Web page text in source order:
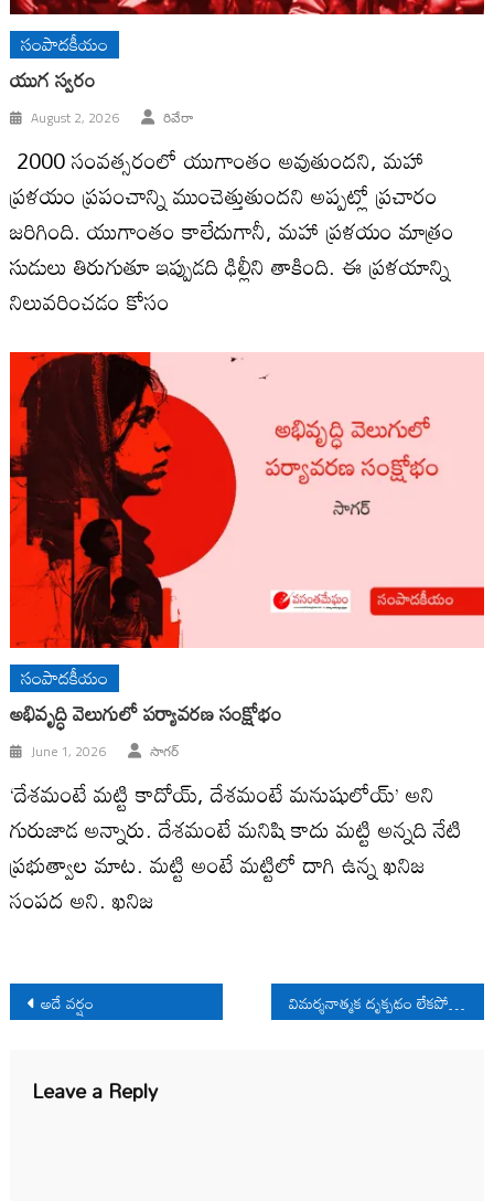
సంపాదకీయం
యుగ స్వ‌రం
August 2, 2026 రివేరా
2000 సంవ‌త్స‌రంలో యుగాంతం అవుతుంద‌ని, మ‌హా
ప్ర‌ళ‌యం ప్ర‌పంచాన్ని ముంచెత్తుతుంద‌ని అప్ప‌ట్లో ప్ర‌చారం
జ‌రిగింది. యుగాంతం కాలేదుగానీ, మ‌హా ప్ర‌ళ‌యం మాత్రం
సుడులు తిరుగుతూ ఇప్పుడ‌ది ఢిల్లీని తాకింది. ఈ ప్ర‌ళ‌యాన్ని
నిలువ‌రించ‌డం కోసం
సంపాదకీయం
అభివృద్ధి వెలుగులో పర్యావరణ సంక్షోభం
June 1, 2026 సాగర్
‘దేశమంటే మట్టి కాదోయ్, దేశమంటే మనుషులోయ్’ అని
గురుజాడ అన్నారు. దేశమంటే మనిషి కాదు మట్టి అన్నది నేటి
ప్రభుత్వాల మాట. మట్టి అంటే మట్టిలో దాగి ఉన్న ఖనిజ
సంపద అని. ఖనిజ
Post
navigation
అదే వర్షం విమర్శనాత్మక దృక్పథం లేకపోతే విప్లవమే లేదు
Leave a Reply